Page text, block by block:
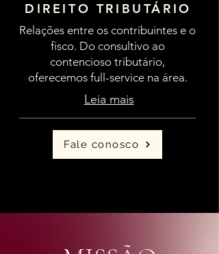
DIREITO TRIBUTÁRIO
Relações entre os contribuintes e o
fisco. Do consultivo ao
contencioso tributário,
oferecemos full-service na área.
Leia mais
Fale conosco